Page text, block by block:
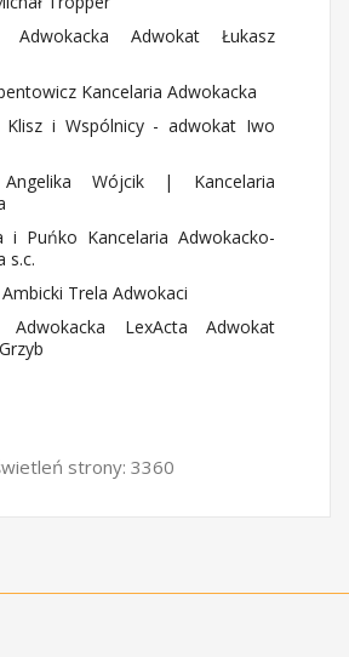
Adwokacka Adwokat Łukasz
Kancelaria Adwokacka
Klisz i Wspólnicy - adwokat Iwo
Wójcik | Kancelaria
i Puńko Kancelaria Adwokacko-
s.c.
Trela Adwokaci
Adwokacka LexActa Adwokat
strony: 3360